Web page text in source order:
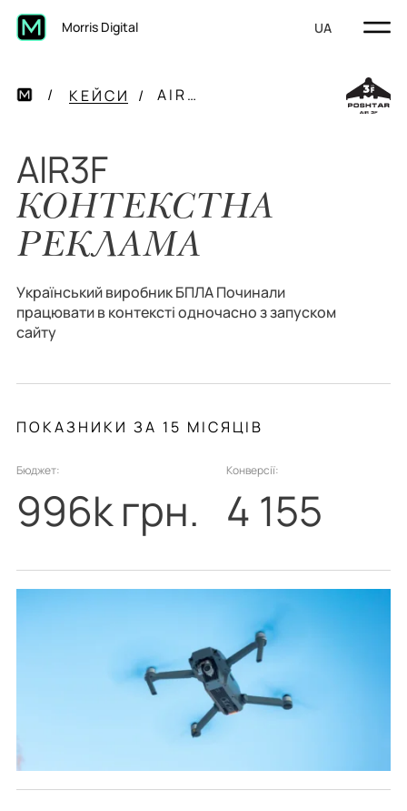
Morris Digital UA
КЕЙСИ AIR3F
AIR3F
КОНТЕКСТНА
РЕКЛАМА
Український виробник БПЛА Починали
працювати в контексті одночасно з запуском
сайту
ПОКАЗНИКИ ЗА 15 МІСЯЦІВ
Бюджет:
996k грн.
Конверсії:
4 155